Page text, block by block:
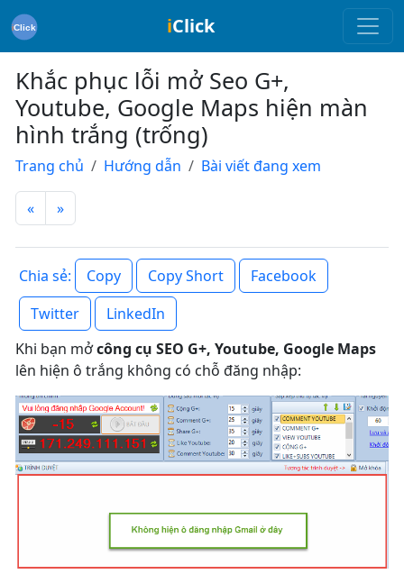
iClick
Khắc phục lỗi mở Seo G+,
Youtube, Google Maps hiện màn
hình trắng (trống)
Trang chủ Hướng dẫn Bài viết đang xem
« »
Chia sẻ: Copy Copy Short
Facebook
Twitter
LinkedIn
Khi bạn mởcông cụ SEO G+, Youtube, Google Maps
lên hiện ô trắng không có chỗ đăng nhập: